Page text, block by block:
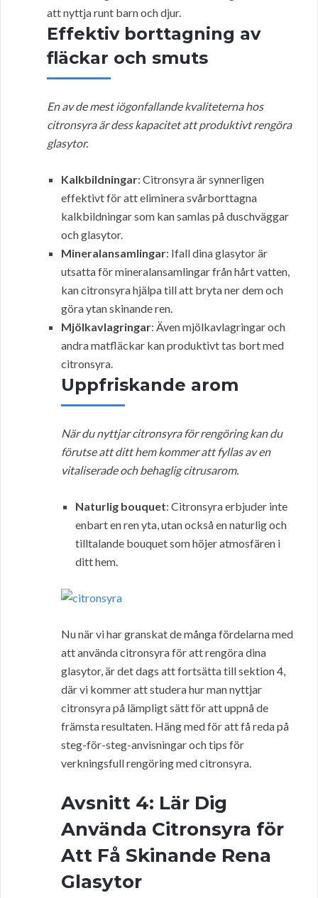
att nyttja runt barn och djur.
Effektiv borttagning av
fläckar och smuts
En av de mest iögonfallande kvaliteterna hos
citronsyra är dess kapacitet att produktivt rengöra
glasytor.
Kalkbildningar: Citronsyra är synnerligen
effektivt för att eliminera svårborttagna
kalkbildningar som kan samlas på duschväggar
och glasytor.
Mineralansamlingar: Ifall dina glasytor är
utsatta för mineralansamlingar från hårt vatten,
kan citronsyra hjälpa till att bryta ner dem och
göra ytan skinande ren.
Mjölkavlagringar: Även mjölkavlagringar och
andra matfläckar kan produktivt tas bort med
citronsyra.
Uppfriskande arom
När du nyttjar citronsyra för rengöring kan du
förutse att ditt hem kommer att fyllas av en
vitaliserade och behaglig citrusarom.
Naturlig bouquet: Citronsyra erbjuder inte
enbart en ren yta, utan också en naturlig och
tilltalande bouquet som höjer atmosfären i
ditt hem.
Nu när vi har granskat de många fördelarna med
att använda citronsyra för att rengöra dina
glasytor, är det dags att fortsätta till sektion 4,
där vi kommer att studera hur man nyttjar
citronsyra på lämpligt sätt för att uppnå de
främsta resultaten. Häng med för att få reda på
steg-för-steg-anvisningar och tips för
verkningsfull rengöring med citronsyra.
Avsnitt 4: Lär Dig
Använda Citronsyra för
Att Få Skinande Rena
Glasytor